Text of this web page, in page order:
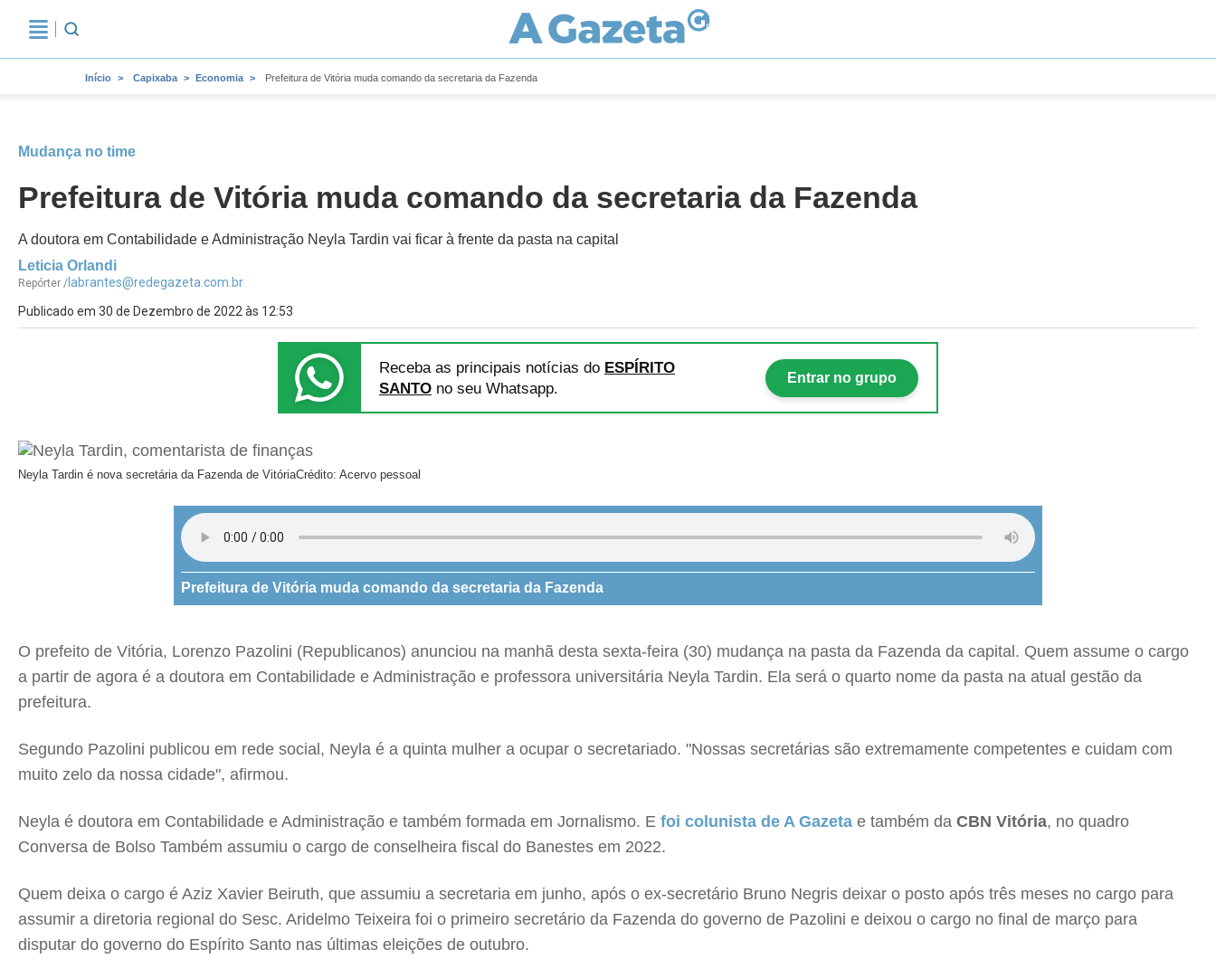
Início Capixaba Economia Prefeitura de Vitória muda comando da secretaria da Fazenda
Mudança no time
Prefeitura de Vitória muda comando da secretaria da Fazenda
A doutora em Contabilidade e Administração Neyla Tardin vai ficar à frente da pasta na capital
Leticia Orlandi
Repórter / labrantes@redegazeta.com.br
Publicado em 30 de Dezembro de 2022 às 12:53
Receba as principais notícias do ESPÍRITO
SANTO no seu Whatsapp.
Entrar no grupo
Neyla Tardin é nova secretária da Fazenda de VitóriaCrédito: Acervo pessoal
Prefeitura de Vitória muda comando da secretaria da Fazenda
O prefeito de Vitória, Lorenzo Pazolini (Republicanos) anunciou na manhã desta sexta-feira (30) mudança na pasta da Fazenda da capital. Quem assume o cargo
a partir de agora é a doutora em Contabilidade e Administração e professora universitária Neyla Tardin. Ela será o quarto nome da pasta na atual gestão da
prefeitura.
Segundo Pazolini publicou em rede social, Neyla é a quinta mulher a ocupar o secretariado. "Nossas secretárias são extremamente competentes e cuidam com
muito zelo da nossa cidade", afirmou.
Neyla é doutora em Contabilidade e Administração e também formada em Jornalismo. E foi colunista de A Gazeta e também da CBN Vitória, no quadro
Conversa de Bolso Também assumiu o cargo de conselheira fiscal do Banestes em 2022.
Quem deixa o cargo é Aziz Xavier Beiruth, que assumiu a secretaria em junho, após o ex-secretário Bruno Negris deixar o posto após três meses no cargo para
assumir a diretoria regional do Sesc. Aridelmo Teixeira foi o primeiro secretário da Fazenda do governo de Pazolini e deixou o cargo no final de março para
disputar do governo do Espírito Santo nas últimas eleições de outubro.